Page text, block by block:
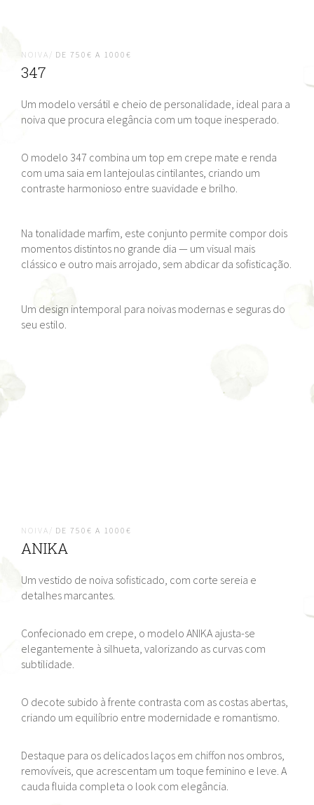
NOIVA/ DE 750€ A 1000€
347
Um modelo versátil e cheio de personalidade, ideal para a
noiva que procura elegância com um toque inesperado.
O modelo 347 combina um top em crepe mate e renda
com uma saia em lantejoulas cintilantes, criando um
contraste harmonioso entre suavidade e brilho.
Na tonalidade marfim, este conjunto permite compor dois
momentos distintos no grande dia — um visual mais
clássico e outro mais arrojado, sem abdicar da sofisticação.
Um design intemporal para noivas modernas e seguras do
seu estilo.
NOIVA/ DE 750€ A 1000€
ANIKA
Um vestido de noiva sofisticado, com corte sereia e
detalhes marcantes.
Confecionado em crepe, o modelo ANIKA ajusta-se
elegantemente à silhueta, valorizando as curvas com
subtilidade.
O decote subido à frente contrasta com as costas abertas,
criando um equilíbrio entre modernidade e romantismo.
Destaque para os delicados laços em chiffon nos ombros,
removíveis, que acrescentam um toque feminino e leve. A
cauda fluida completa o look com elegância.